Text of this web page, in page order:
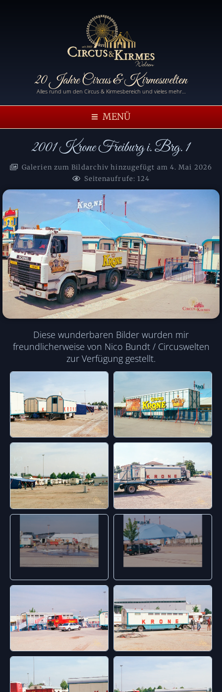
20 Jahre Circus & Kirmeswelten
Alles rund um den Circus & Kirmesbereich und vieles mehr…
MENÜ
2001 Krone Freiburg i. Brg. 1
Galerien zum Bildarchiv hinzugefügt am 4. Mai 2026
Seitenaufrufe: 124
Diese wunderbaren Bilder wurden mir
freundlicherweise von Nico Bundt / Circuswelten
zur Verfügung gestellt.